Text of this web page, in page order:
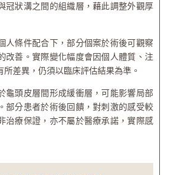
冠狀溝之間的組織層，藉此調整外觀厚
人條件配合下，部分個案於術後可觀察
改善。實際變化幅度會因個人體質、注
差異，仍須以臨床評估結果為準。
龜頭皮層間形成緩衝層，可能影響局部
部分患者於術後回饋，對刺激的感受較
治療保證，亦不屬於醫療承諾，實際感